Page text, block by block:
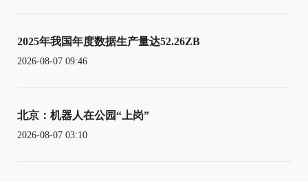
2025年我国年度数据生产量达52.26ZB
2026-08-07 09:46
北京：机器人在公园“上岗”
2026-08-07 03:10